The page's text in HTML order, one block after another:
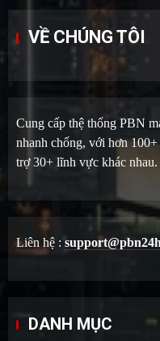
VỀ CHÚNG TÔI
Cung cấp thệ thống PBN
nhanh chống, với hơn
trợ 30+ lĩnh vực khác nhau.
Liên hệ :
DANH MỤC